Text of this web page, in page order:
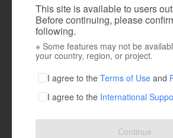
人気のプロ
アート・
テクノロ
映像・映画
ビジネス
This site is available to users
Before continuing, please
following.
※ Some features may not be
your country, region, or project.
I agree to the Terms of Use and
I agree to the International
Continue